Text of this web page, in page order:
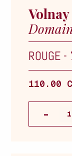
ROUGE -
110.00